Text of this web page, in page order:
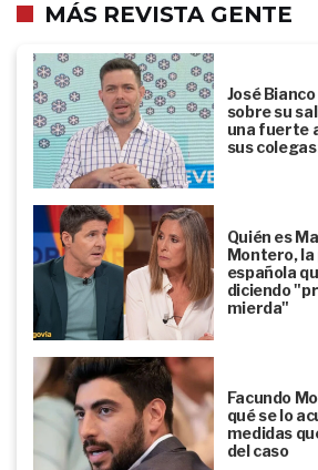
MÁS REVISTA GENTE
José
sobre su
una fuerte
sus
Quién es
Montero,
española
diciendo
mierda"
Facundo
qué se lo
medidas
del caso